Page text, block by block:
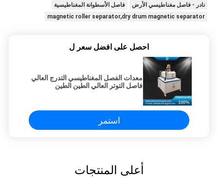
نادر - فاصل مغناطيسي الأرض
فاصل الأسطوانة المغناطيسية
magnetic roller separator,dry drum magnetic separator
احصل على افضل سعر ل
معدات الفصل المغناطيسي التدرج العالي
فاصل التوتر العالي الطين الطين
استمر
أعلى المنتجات